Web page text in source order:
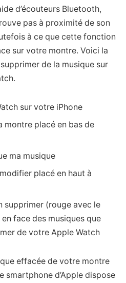
d’écouteurs Bluetooth,
pas à proximité de son
à ce que cette fonction
sur votre montre. Voici la
de la musique sur
sur votre iPhone
montre placé en bas de
ma musique
placé en haut à
supprimer (rouge avec le
face des musiques que
de votre Apple Watch
effacée de votre montre
smartphone d’Apple dispose